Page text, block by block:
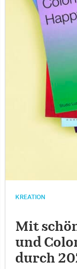
KREATION
Mit
und
durch